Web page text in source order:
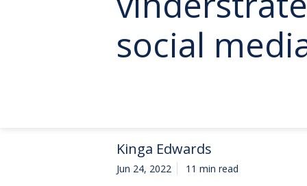
social
Kinga Edwards
Jun 24, 2022 11 min read